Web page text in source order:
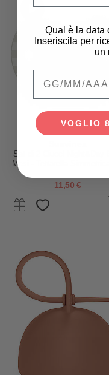
Set di 2 Ciucci Night&Day
Mesi - Tettarella Simmetrica
Pro in Silicone - Elefante -
Illuminano al Buio
11,50 €
Qual è la data
Inseriscila per
un
Qual è la
VOGLIO